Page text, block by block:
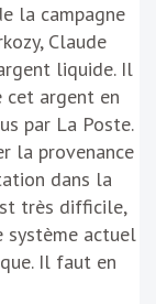
la campagne
Claude
liquide. Il
cet argent en
par La Poste.
la provenance
dans la
très difficile,
système actuel
Il faut en